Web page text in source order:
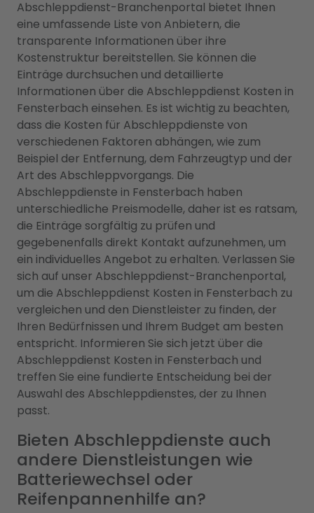
Abschleppdienst-Branchenportal bietet Ihnen
eine umfassende Liste von Anbietern, die
transparente Informationen über ihre
Kostenstruktur bereitstellen. Sie können die
Einträge durchsuchen und detaillierte
Informationen über die Abschleppdienst Kosten in
Fensterbach einsehen. Es ist wichtig zu beachten,
dass die Kosten für Abschleppdienste von
verschiedenen Faktoren abhängen, wie zum
Beispiel der Entfernung, dem Fahrzeugtyp und der
Art des Abschleppvorgangs. Die
Abschleppdienste in Fensterbach haben
unterschiedliche Preismodelle, daher ist es ratsam,
die Einträge sorgfältig zu prüfen und
gegebenenfalls direkt Kontakt aufzunehmen, um
ein individuelles Angebot zu erhalten. Verlassen Sie
sich auf unser Abschleppdienst-Branchenportal,
um die Abschleppdienst Kosten in Fensterbach zu
vergleichen und den Dienstleister zu finden, der
Ihren Bedürfnissen und Ihrem Budget am besten
entspricht. Informieren Sie sich jetzt über die
Abschleppdienst Kosten in Fensterbach und
treffen Sie eine fundierte Entscheidung bei der
Auswahl des Abschleppdienstes, der zu Ihnen
passt.
Bieten Abschleppdienste auch
andere Dienstleistungen wie
Batteriewechsel oder
Reifenpannenhilfe an?